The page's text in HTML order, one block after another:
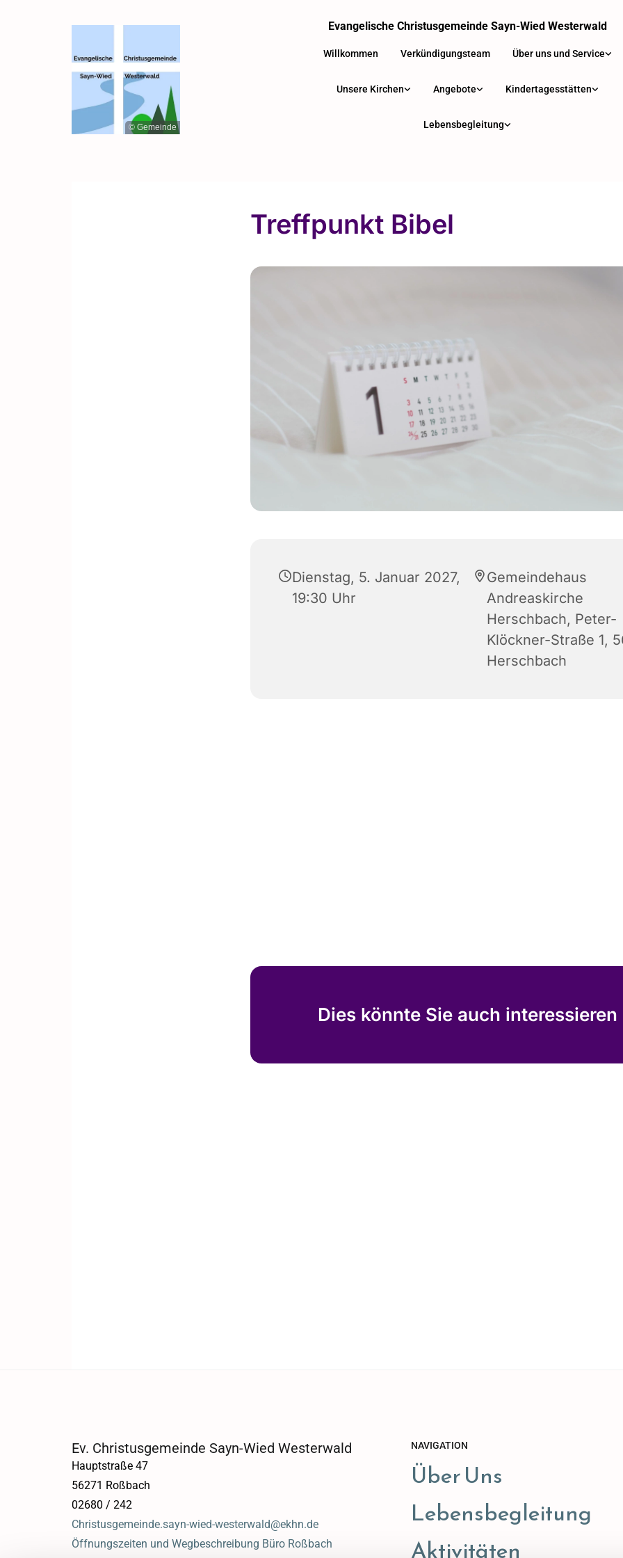
© Gemeinde
Evangelische Christusgemeinde Sayn-Wied Westerwald
Willkommen Verkündigungsteam Über uns und Service
Unsere Kirchen Angebote Kindertagesstätten
Lebensbegleitung
Treffpunkt Bibel
Dienstag, 5. Januar 2027,
19:30 Uhr
Gemeindehaus
Andreaskirche
Herschbach, Peter-
Klöckner-Straße 1,
Herschbach
Dies könnte Sie auch interessieren
Ev. Christusgemeinde Sayn-Wied Westerwald
Hauptstraße 47
56271 Roßbach
02680 / 242
Christusgemeinde.sayn-wied-westerwald@ekhn.de
Öffnungszeiten und Wegbeschreibung Büro Roßbach
NAVIGATION
Über Uns
Lebensbegleitung
Aktivitäten